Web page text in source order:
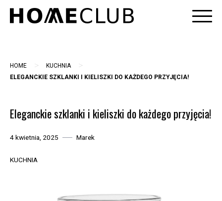
Skip
HOME > KUCHNIA >
ELEGANCKIE SZKLANKI I KIELISZKI DO KAŻDEGO PRZYJĘCIA!
Eleganckie szklanki i kieliszki do każdego przyjęcia!
4 kwietnia, 2025 Marek
KUCHNIA